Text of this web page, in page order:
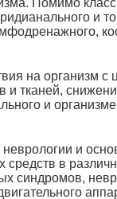
и
на организм с
и тканей,
и
и
средств в
синдромов,